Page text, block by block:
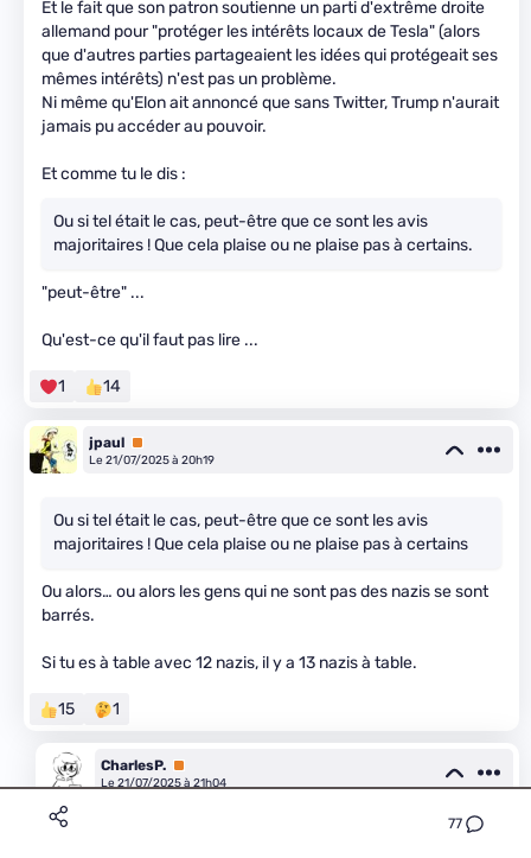
77
Et le fait que son patron soutienne un parti d'extrême droite
allemand pour "protéger les intérêts locaux de Tesla" (alors
que d'autres parties partageaient les idées qui protégeait ses
mêmes intérêts) n'est pas un problème.
Ni même qu'Elon ait annoncé que sans Twitter, Trump n'aurait
jamais pu accéder au pouvoir.
Et comme tu le dis :
Ou si tel était le cas, peut-être que ce sont les avis
majoritaires ! Que cela plaise ou ne plaise pas à certains.
"peut-être" ...
Qu'est-ce qu'il faut pas lire ...
1 14
jpaul Premium
Le 21/07/2025 à 20h19
Ou si tel était le cas, peut-être que ce sont les avis
majoritaires ! Que cela plaise ou ne plaise pas à certains
Ou alors… ou alors les gens qui ne sont pas des nazis se sont
barrés.
Si tu es à table avec 12 nazis, il y a 13 nazis à table.
15 1
CharlesP. Premium
Le 21/07/2025 à 21h04
Gaffe, ça va être la faute de ceux qui ont quitté la table s'il